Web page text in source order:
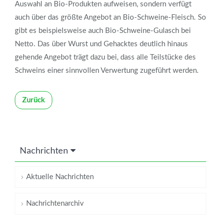
Auswahl an Bio-Produkten aufweisen, sondern verfügt
auch über das größte Angebot an Bio-Schweine-Fleisch. So
gibt es beispielsweise auch Bio-Schweine-Gulasch bei
Netto. Das über Wurst und Gehacktes deutlich hinaus
gehende Angebot trägt dazu bei, dass alle Teilstücke des
Schweins einer sinnvollen Verwertung zugeführt werden.
Zurück
Nachrichten
Aktuelle Nachrichten
Nachrichtenarchiv